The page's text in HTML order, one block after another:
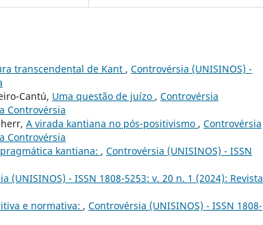
transcendental de Kant , Controvérsia (UNISINOS) -
Cantú, Uma questão de juízo , Controvérsia
Controvérsia
A virada kantiana no pós-positivismo , Controvérsia
Controvérsia
kantiana: , Controvérsia (UNISINOS) - ISSN
(UNISINOS) - ISSN 1808-5253: v. 20 n. 1 (2024): Revista
e normativa: , Controvérsia (UNISINOS) - ISSN 1808-